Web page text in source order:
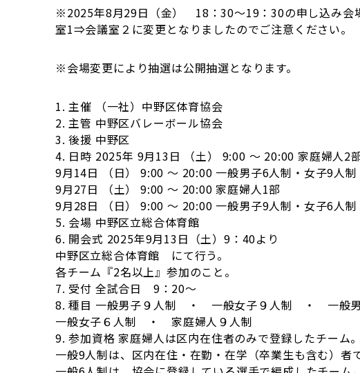
※2025年8月29日（金） 18：30～19：30の申し込み
室1⇒会議室２に変更となりましたのでご注意ください。
※会場変更により抽選は公開抽選となります。
1. 主催 （一社）中野区体育協会
2. 主管 中野区バレーボール協会
3. 後援 中野区
4. 日時 2025年 9月13日 （土） 9:00 ～ 20:00 家庭婦人2
9月14日 （日） 9:00 ～ 20:00 一般男子6人制・女子9人制
9月27日 （土） 9:00 ～ 20:00 家庭婦人1部
9月28日 （日） 9:00 ～ 20:00 一般男子9人制・女子6人制
5. 会場 中野区立総合体育館
6. 開会式 2025年9月13日（土）9：40より
中野区立総合体育館 にて行う。
各チーム『2名以上』参加のこと。
7. 受付 全試合日 9：20～
8. 種目 一般男子９人制 ・ 一般女子９人制 ・ 一般
一般女子６人制 ・ 家庭婦人９人制
9. 参加資格 家庭婦人は区内在住者のみで登録したチーム。
一般9人制は、区内在住・在勤・在学（卒業生も含む）者